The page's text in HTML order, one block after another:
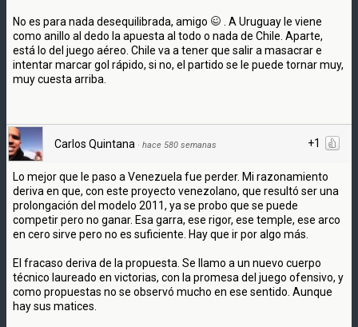
No es para nada desequilibrada, amigo
. A Uruguay le viene
como anillo al dedo la apuesta al todo o nada de Chile. Aparte,
está lo del juego aéreo. Chile va a tener que salir a masacrar e
intentar marcar gol rápido, si no, el partido se le puede tornar muy,
muy cuesta arriba.
+1
Carlos Quintana · hace 580 semanas
Lo mejor que le paso a Venezuela fue perder. Mi razonamiento
deriva en que, con este proyecto venezolano, que resultó ser una
prolongación del modelo 2011, ya se probo que se puede
competir pero no ganar. Esa garra, ese rigor, ese temple, ese arco
en cero sirve pero no es suficiente. Hay que ir por algo más.
El fracaso deriva de la propuesta. Se llamo a un nuevo cuerpo
técnico laureado en victorias, con la promesa del juego ofensivo, y
como propuestas no se observó mucho en ese sentido. Aunque
hay sus matices.